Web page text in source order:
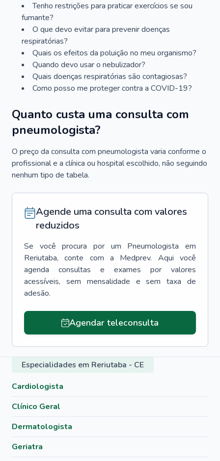
Tenho restrições para praticar exercícios se sou
fumante?
O que devo evitar para prevenir doenças
respiratórias?
Quais os efeitos da poluição no meu organismo?
Quando devo usar o nebulizador?
Quais doenças respiratórias são contagiosas?
Como posso me proteger contra a COVID-19?
Quanto custa uma consulta com
pneumologista?
O preço da consulta com pneumologista varia conforme o
profissional e a clínica ou hospital escolhido, não seguindo
nenhum tipo de tabela.
Agende uma consulta com valores
reduzidos
Se você procura por um Pneumologista
em
Reriutaba, conte com a Medprev. Aqui você
agenda consultas e exames por valores
acessíveis, sem mensalidade e sem taxa de
adesão.
Agendar teleconsulta
Especialidades em Reriutaba - CE
Cardiologista
Clínico Geral
Dermatologista
Geriatra